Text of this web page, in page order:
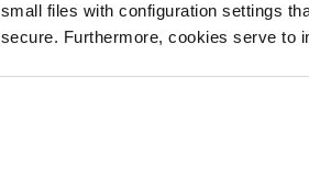
small files with configuration settings
secure. Furthermore, cookies serve to